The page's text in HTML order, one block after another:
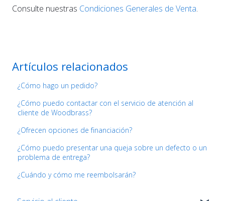
Consulte nuestras Condiciones Generales de Venta.
Artículos relacionados
¿Cómo hago un pedido?
¿Cómo puedo contactar con el servicio de atención al
cliente de Woodbrass?
¿Ofrecen opciones de financiación?
¿Cómo puedo presentar una queja sobre un defecto o un
problema de entrega?
¿Cuándo y cómo me reembolsarán?